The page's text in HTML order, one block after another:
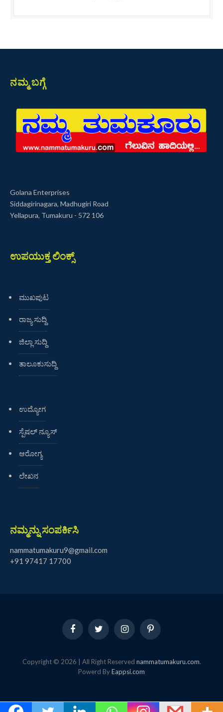
ನಮ್ಮ ಬಗ್ಗೆ
Golana Enterprises
Siddagirinagara, Madhugiri Road
Yellapura, Tumakuru - 572 106
ಉಪಯುಕ್ತ ಲಿಂಕ್ಸ್
ಮುಖಪುಟ
ರಾಜ್ಯ ಸುದ್ದಿ
ಜಿಲ್ಲಾ ಸುದ್ದಿ
ತಾಲೂಕುಸುದ್ದಿ
ಉದ್ಯೋಗ
ಸ್ಪೆಷಲ್ ನ್ಯೂಸ್
ಆರೋಗ್ಯ
ಲೇಖನ
ನಮ್ಮನ್ನು ಸಂಪರ್ಕಿಸಿ
nammatumakuru9@gmail.com
+91 97417 17700
FacebookTwitter InstagramPinterest
Copyright © 2026 | All Right Reserved nammatumakuru.com.
Powerd ByEappsi.com